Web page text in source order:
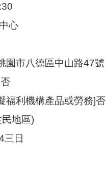
心
園市八德區中山路47號
福利機構產品或勞務]否
地區)
三日